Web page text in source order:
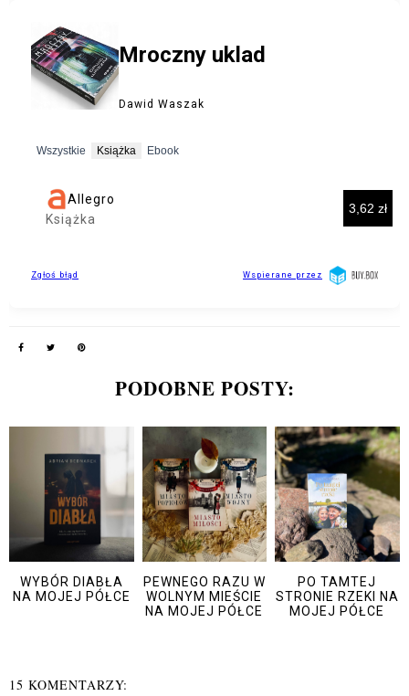
PODOBNE POSTY:
WYBÓR DIABŁA
NA MOJEJ PÓŁCE
PEWNEGO RAZU W
WOLNYM MIEŚCIE
NA MOJEJ PÓŁCE
PO TAMTEJ
STRONIE RZEKI NA
MOJEJ PÓŁCE
15 KOMENTARZY: